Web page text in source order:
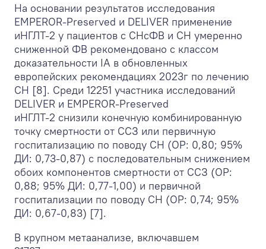
На основании результатов исследования
EMPEROR-Preserved и DELIVER применение
иНГЛТ-2 у пациентов с СНсФВ и СН умеренно
сниженной ФВ рекомендовано с классом
доказательности IA в обновленных
европейских рекомендациях 2023г по лечению
СН [8]. Среди 12251 участника исследований
DELIVER и EMPEROR-Preserved
иНГЛТ-2 снизили конечную комбинированную
точку смертности от ССЗ или первичную
госпитализацию по поводу СН (ОР: 0,80; 95%
ДИ: 0,73-0,87) с последовательным снижением
обоих компонентов смертности от ССЗ (ОР:
0,88; 95% ДИ: 0,77-1,00) и первичной
госпитализации по поводу СН (ОР: 0,74; 95%
ДИ: 0,67-0,83) [7].
В крупном метаанализе, включавшем